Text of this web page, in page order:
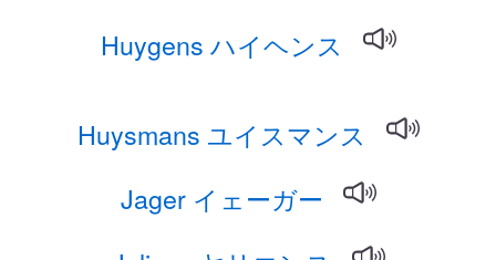
Huygens ハイヘンス
Huysmans ユイスマンス
Jager イェーガー